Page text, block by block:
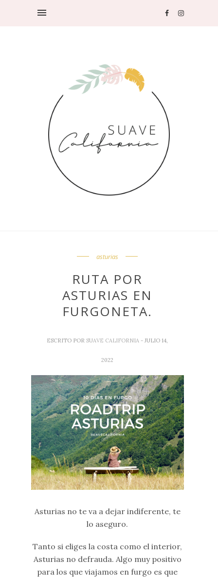
asturias
RUTA POR
ASTURIAS EN
FURGONETA.
ESCRITO POR SUAVE CALIFORNIA - JULIO 14,
2022
Asturias no te va a dejar indiferente, te
lo aseguro.
Tanto si eliges la costa como el interior,
Asturias no defrauda. Algo muy positivo
para los que viajamos en furgo es que